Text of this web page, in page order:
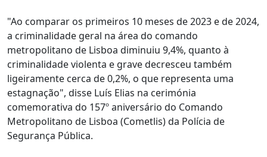
"Ao comparar os primeiros 10 meses de 2023 e de 2024,
a criminalidade geral na área do comando
metropolitano de Lisboa diminuiu 9,4%, quanto à
criminalidade violenta e grave decresceu também
ligeiramente cerca de 0,2%, o que representa uma
estagnação", disse Luís Elias na cerimónia
comemorativa do 157º aniversário do Comando
Metropolitano de Lisboa (Cometlis) da Polícia de
Segurança Pública.